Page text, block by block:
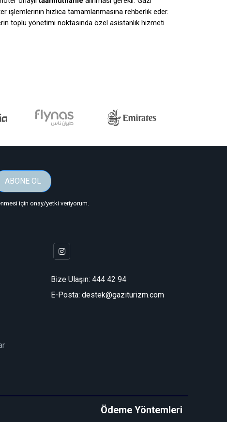
hızlıca tamamlanmasına rehberlik eder.
toplu yönetimi noktasında özel asistanlık hizmeti
ABONE OL
için onay/yetki veriyorum.
Bize Ulaşın: 444 42 94
E-Posta: destek@gaziturizm.com
Ödeme Yöntemleri